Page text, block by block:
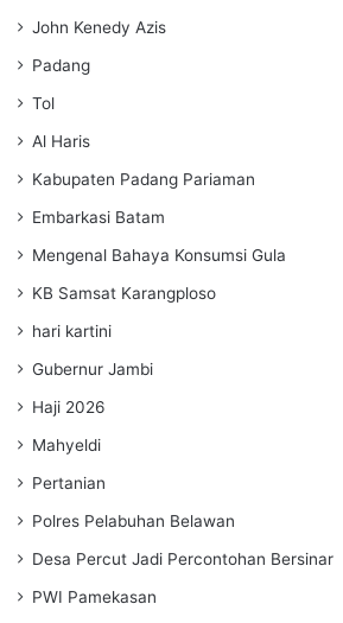
John Kenedy Azis
Padang
Tol
Al Haris
Kabupaten Padang Pariaman
Embarkasi Batam
Mengenal Bahaya Konsumsi Gula
KB Samsat Karangploso
hari kartini
Gubernur Jambi
Haji 2026
Mahyeldi
Pertanian
Polres Pelabuhan Belawan
Desa Percut Jadi Percontohan Bersinar
PWI Pamekasan